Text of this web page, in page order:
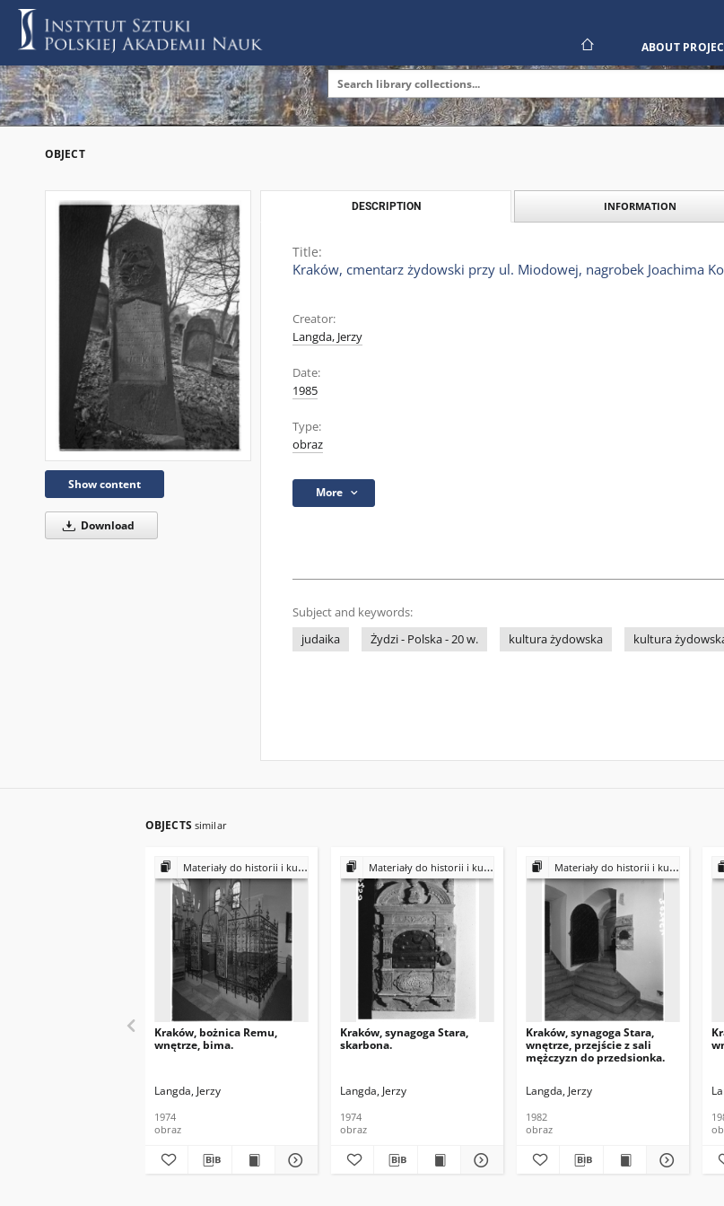
ABOUT
OBJECT
Show content
Download
DESCRIPTION INFORMATION
Title:
Kraków, cmentarz żydowski przy ul. Miodowej, nagrobek Joachima
Creator:
Langda, Jerzy
Date:
1985
Type:
obraz
More
Subject and keywords:
judaika
Żydzi - Polska - 20 w. kultura żydowska kultura
OBJECTS similar
Materiały do historii i kultury Żydów polskich
Kraków, bożnica Remu,
wnętrze, bima.
Langda, Jerzy
1974
obraz
Materiały do historii i kultury Żydów polskich
Kraków, synagoga Stara,
skarbona.
Langda, Jerzy
1974
obraz
Materiały do historii i kultury Żydów polskich
Kraków, synagoga Stara,
wnętrze, przejście z sali
mężczyzn do przedsionka.
Langda, Jerzy
1982
obraz